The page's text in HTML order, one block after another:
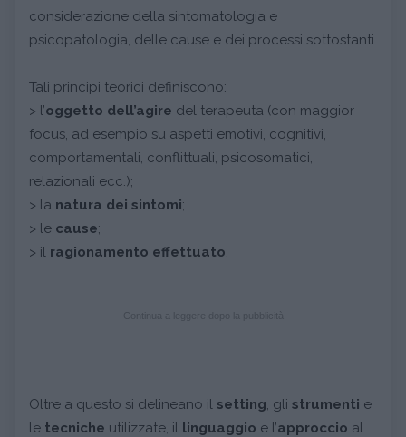
considerazione della sintomatologia e
psicopatologia, delle cause e dei processi sottostanti.
Tali principi teorici definiscono:
> l’oggetto dell’agire del terapeuta (con maggior
focus, ad esempio su aspetti emotivi, cognitivi,
comportamentali, conflittuali, psicosomatici,
relazionali ecc.);
> la natura dei sintomi;
> le cause;
> il ragionamento effettuato.
Oltre a questo si delineano il setting, gli strumenti e
le tecniche utilizzate, il linguaggio e l’approccio al